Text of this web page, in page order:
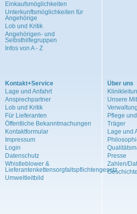
Einkaufsmöglichkeiten
Unterkunftsmöglichkeiten für
Angehörige
Lob und Kritik
Angehörigen- und
Selbsthilfegruppen
Infos von A - Z
Kontakt+Service
Lage und Anfahrt
Ansprechpartner
Lob und Kritik
Für Lieferanten
Öffentliche Bekanntmachungen
Kontaktformular
Impressum
Login
Datenschutz
Whistleblower &
Lieferantenkettensorgfaltspflichtengesetz
Umweltleitbild
Über uns
Unsere
Pflege
Träger
Lage und
Presse
Zahlen/
Geschichte